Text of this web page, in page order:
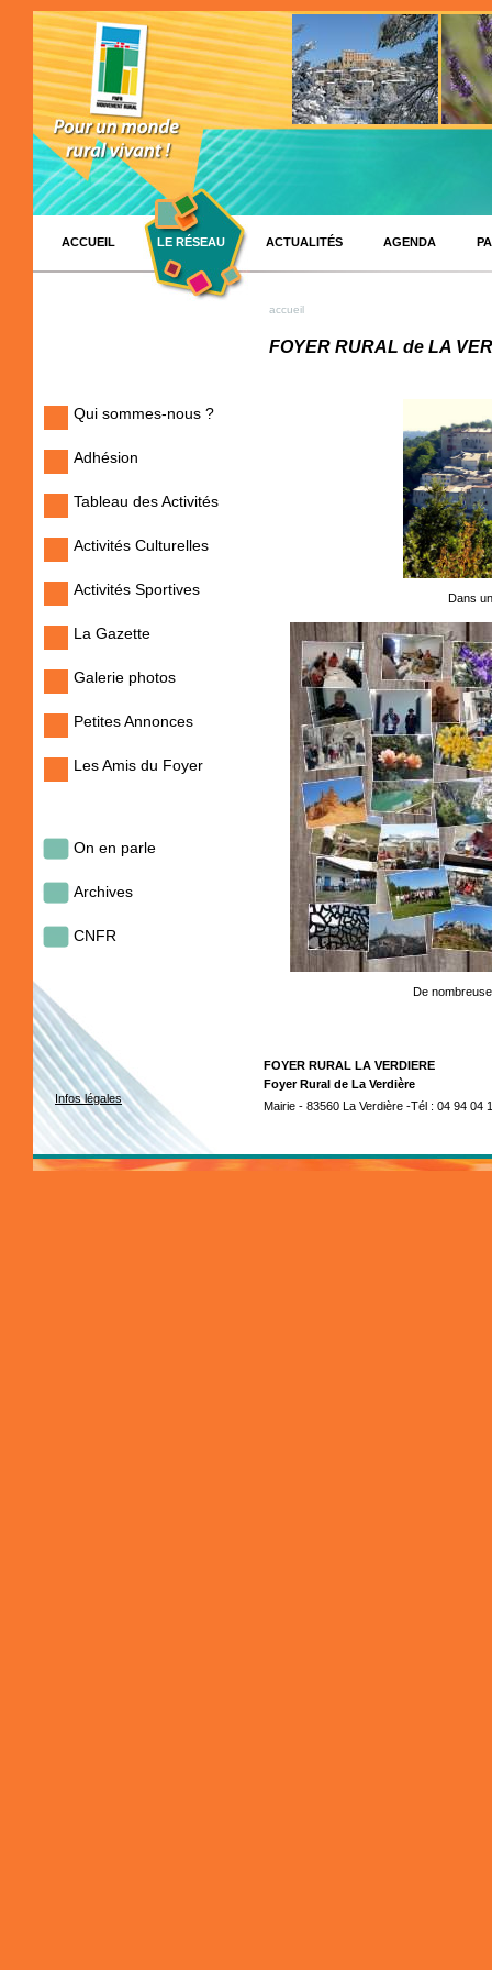
ACCUEIL LE RÉSEAU ACTUALITÉS AGENDA
Qui sommes-nous ?
Adhésion
Tableau des Activités
Activités Culturelles
Activités Sportives
La Gazette
Galerie photos
Petites Annonces
Les Amis du Foyer
On en parle
Archives
CNFR
accueil
FOYER RURAL de LA
Dans
De
Infos légales
FOYER RURAL LA VERDIERE
Foyer Rural de La Verdière
Mairie - 83560 La Verdière -Tél : 04 94 04